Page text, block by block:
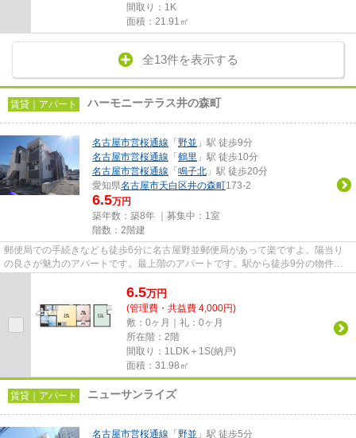
間取り：1K
面積：21.91㎡
全13件を表示する
賃貸｜アパート ハーモニーテラス井の森町
名古屋市営桜通線 「 野並 」駅 徒歩9分
名古屋市営桜通線 「 鶴里 」駅 徒歩10分
名古屋市営桜通線 「 鳴子北 」駅 徒歩20分
愛知県名古屋市天白区井の森町173-2
6.5万円
築年数：築8年 ｜募集中： 1室
階数：2階建
郵便局での手続きなども徒歩6分に名古屋野並郵便局があって楽ですよ。陽当り
の良さが魅力のアパートです。最上階のアパートです。駅から徒歩9分の物件
6.5万円
(管理費・共益費 4,000円)
敷：0ヶ月｜礼：0ヶ月
所在階：2階
間取り：1LDK＋1S(納戸)
面積：31.98㎡
賃貸｜アパート ニューサンライズ
名古屋市営桜通線 「 野並 」駅 徒歩5分